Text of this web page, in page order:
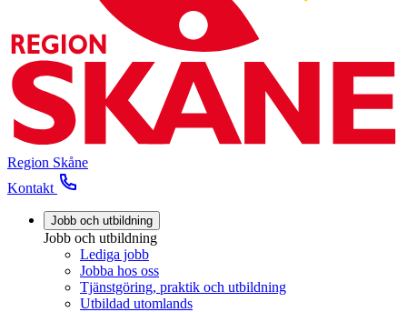
Region Skåne
Kontakt
Jobb och utbildning
Jobb och utbildning
Lediga jobb
Jobba hos oss
Tjänstgöring, praktik och utbildning
Utbildad utomlands